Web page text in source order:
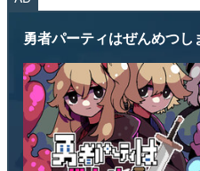
勇者パーティはぜんめつし